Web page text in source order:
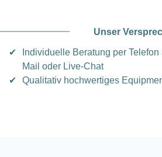
Unser
✔ Individuelle Beratung per Telefon
Mail oder Live-Chat
✔
Qualitativ hochwertiges